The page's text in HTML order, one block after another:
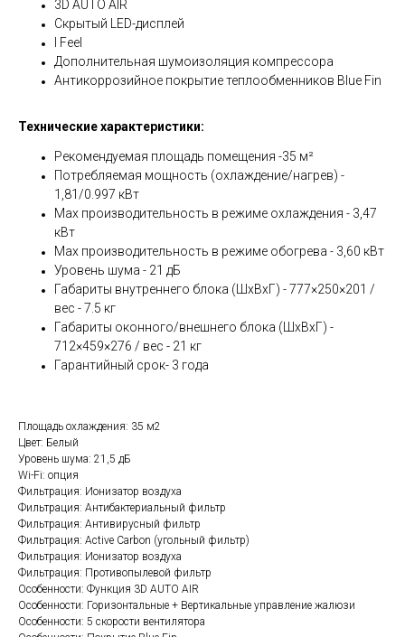
3D AUTO AIR
Скрытый LED-дисплей
I Feel
Дополнительная шумоизоляция компрессора
Антикоррозийное покрытие теплообменников Blue Fin
Технические характеристики:
Рекомендуемая площадь помещения -35 м²
Потребляемая мощность (охлаждение/нагрев) -
1,81/0.997 кВт
Мах производительность в режиме охлаждения - 3,47
кВт
Мах производительность в режиме обогрева - 3,60 кВт
Уровень шума - 21 дБ
Габариты внутреннего блока (ШхВхГ) - 777×250×201 /
вес - 7.5 кг
Габариты оконного/внешнего блока (ШхВхГ) -
712×459×276 / вес - 21 кг
Гарантийный срок- 3 года
Площадь охлаждения: 35 м2
Цвет: Белый
Уровень шума: 21,5 дБ
Wi-Fi: опция
Фильтрация: Ионизатор воздуха
Фильтрация: Антибактериальный фильтр
Фильтрация: Антивирусный фильтр
Фильтрация: Active Carbon (угольный фильтр)
Фильтрация: Ионизатор воздуха
Фильтрация: Противопылевой фильтр
Особенности: Функция 3D AUTO AIR
Особенности: Горизонтальные + Вертикальные управление жалюзи
Особенности: 5 скорости вентилятора